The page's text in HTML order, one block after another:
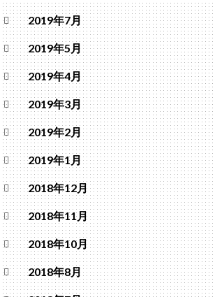
2019年7月
2019年5月
2019年4月
2019年3月
2019年2月
2019年1月
2018年12月
2018年11月
2018年10月
2018年8月